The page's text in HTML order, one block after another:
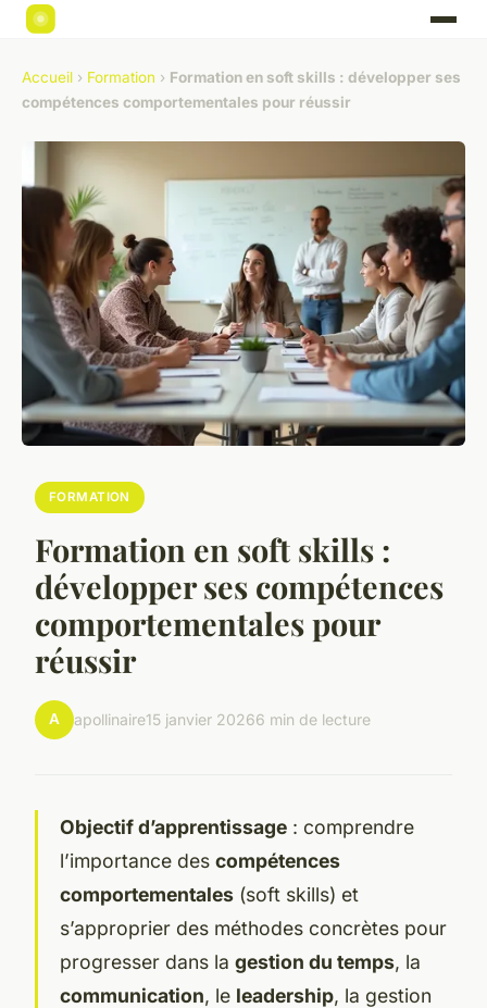
Accueil › Formation › Formation en soft skills : développer ses
compétences comportementales pour réussir
FORMATION
Formation en soft skills :
développer ses compétences
comportementales pour
réussir
A apollinaire15 janvier 20266 min de lecture
Objectif d’apprentissage : comprendre
l’importance des compétences
comportementales (soft skills) et
s’approprier des méthodes concrètes pour
progresser dans la gestion du temps, la
communication, le leadership, la gestion